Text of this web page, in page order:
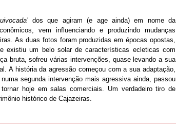
dos que agiram (e age ainda) em nome da
vem influenciando e produzindo mudanças
As duas fotos foram produzidas em épocas opostas,
existiu um belo solar de características ecleticas com
bruta, sofreu várias intervenções, quase levando a sua
A história da agressão começou com a sua adaptação,
segunda intervenção mais agressiva ainda, passou
hoje em salas comerciais. Um verdadeiro tiro de
histórico de Cajazeiras.